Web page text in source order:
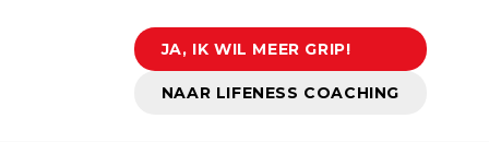
JA, IK WIL MEER GRIP!
NAAR LIFENESS COACHING